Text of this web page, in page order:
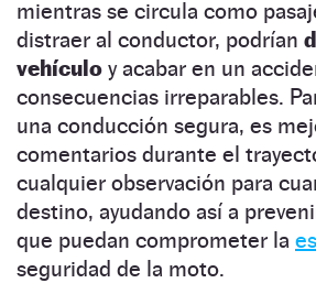
mientras se circula como
distraer al conductor, podrían
vehículo y acabar en un
consecuencias irreparables.
una conducción segura, es
comentarios durante el
cualquier observación para
destino, ayudando así a
que puedan comprometer la
seguridad de la moto.